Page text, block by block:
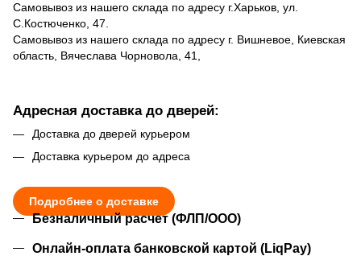
Самовывоз из нашего склада по адресу г.Харьков, ул.
С.Костюченко, 47.
Самовывоз из нашего склада по адресу г. Вишневое, Киевская
область, Вячеслава Чорновола, 41,
Адресная доставка до дверей:
Доставка до дверей курьером
Доставка курьером до адреса
Подробнее о доставке
Безналичный расчет (ФЛП/ООО)
Онлайн-оплата банковской картой (LiqPay)